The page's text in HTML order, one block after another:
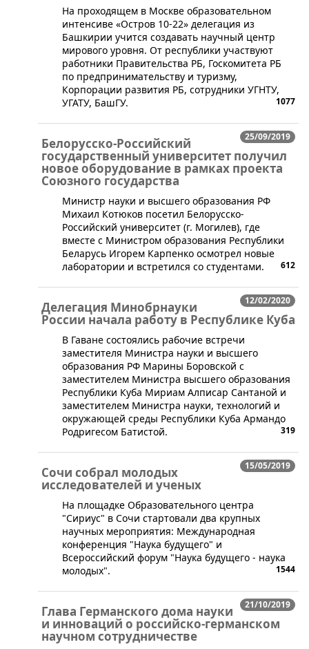
​На проходящем в Москве образовательном
интенсиве «Остров 10-22» делегация из
Башкирии учится создавать научный центр
мирового уровня. От республики участвуют
работники Правительства РБ, Госкомитета РБ
по предпринимательству и туризму,
Корпорации развития РБ, сотрудники УГНТУ,
УГАТУ, БашГУ.
1077
25/09/2019
Белорусско-Российский
государственный университет получил
новое оборудование в рамках проекта
Союзного государства
​Министр науки и высшего образования РФ
Михаил Котюков посетил Белорусско-
Российский университет (г. Могилев), где
вместе с Министром образования Республики
Беларусь Игорем Карпенко осмотрел новые
лаборатории и встретился со студентами.
612
12/02/2020
Делегация Минобрнауки
России начала работу в Республике Куба
​В Гаване состоялись рабочие встречи
заместителя Министра науки и высшего
образования РФ Марины Боровской с
заместителем Министра высшего образования
Республики Куба Мириам Алписар Сантаной и
заместителем Министра науки, технологий и
окружающей среды Республики Куба Армандо
Родригесом Батистой.
319
15/05/2019
Сочи собрал молодых
исследователей и ученых
​На площадке Образовательного центра
"Сириус" в Сочи стартовали два крупных
научных мероприятия: Международная
конференция "Наука будущего" и
Всероссийский форум "Наука будущего - наука
молодых".
1544
21/10/2019
Глава Германского дома науки
и инноваций о российско-германском
научном сотрудничестве